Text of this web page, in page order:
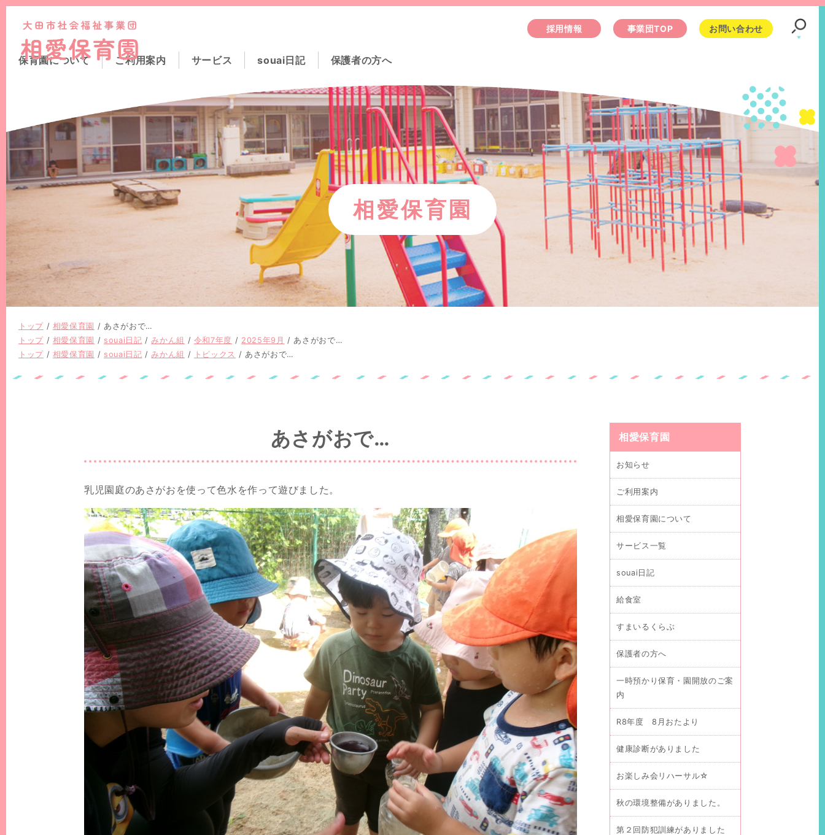
このページの本文へ
採用情報 事業団TOP お問い合わせ
保育園について ご利用案内 サービス souai日記 保護者の方へ
相愛保育園
現
在
の
トップ/ 相愛保育園 / あさがおで…
現
在
トップ/ 相愛保育園 / souai日記 /みかん組 / 令和7年度 / 2025年9月 /あさがおで…
現
トップ/ 相愛保育園 / souai日記 /みかん組 / トピックス / あさがおで…
あさがおで…
乳児園庭のあさがおを使って色水を作って遊びました。
相愛保育園
お知らせ
ご利用案内
相愛保育園について
サービス一覧
souai日記
給食室
すまいるくらぶ
保護者の方へ
一時預かり保育・園開放のご案
内
R8年度 8月おたより
健康診断がありました
お楽しみ会リハーサル☆
秋の環境整備がありました。
第２回防犯訓練がありました